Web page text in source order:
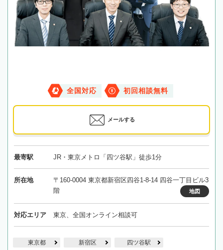
全国対応 初回相談無料
メールする
最寄駅 JR・東京メトロ「四ツ谷駅」徒歩1分
所在地
〒160-0004 東京都新宿区四谷1-8-14 四谷一丁目ビル3
階
地図
対応エリア 東京、全国オンライン相談可
東京都 新宿区 四ツ谷駅